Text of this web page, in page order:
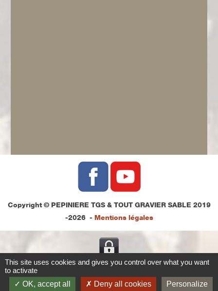
Copyright © PEPINIERE TGS & TOUT GRAVIER SABLE 2019
-2026 - Mentions légales
This site uses cookies and gives you control over what you want
to activate
OK, accept all
Deny all cookies Personalize